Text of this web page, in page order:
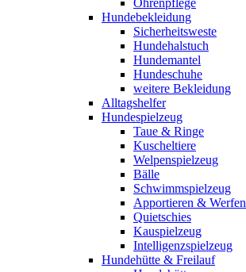
Ohrenpflege
Hundebekleidung
Sicherheitsweste
Hundehalstuch
Hundemantel
Hundeschuhe
weitere Bekleidung
Alltagshelfer
Hundespielzeug
Taue & Ringe
Kuscheltiere
Welpenspielzeug
Bälle
Schwimmspielzeug
Apportieren & Werfen
Quietschies
Kauspielzeug
Intelligenzspielzeug
Hundehütte & Freilauf